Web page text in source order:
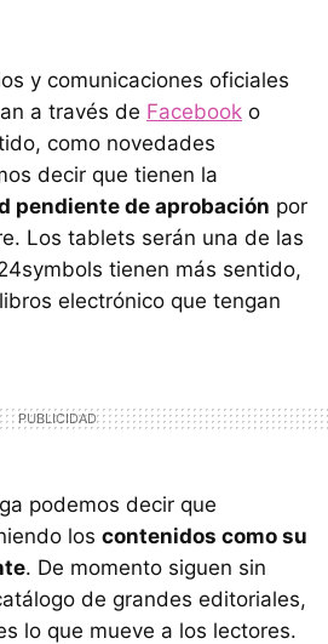
y comunicaciones oficiales
a través de Facebook o
como novedades
decir que tienen la
pendiente de aprobación por
Los tablets serán una de las
tienen más sentido,
electrónico que tengan
podemos decir que
los contenidos como su
. De momento siguen sin
de grandes editoriales,
lo que mueve a los lectores.